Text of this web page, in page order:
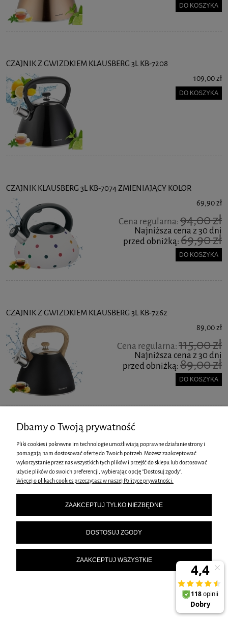
DO KOSZYKA
CZAJNIK Z GWIZDKIEM KLAUSBERG 3L KB-7208
109,00 zł
DO KOSZYKA
CZAJNIK KLAUSBERG 3L KB-7074 ZMIENIAJĄCY KOLOR
69,90 zł
Cena regularna:94,00 zł
Najniższa cena z 30 dni
przed obniżką:69,90 zł
DO KOSZYKA
CZAJNIK Z GWIZDKIEM KLAUSBERG 3L KB-7262
89,00 zł
Cena regularna:115,00 zł
Najniższa cena z 30 dni
przed obniżką:89,00 zł
DO KOSZYKA
Cena regularna:115,00 zł
Najniższa cena z 30 dni
CZAJNIK Z GWIZDKIEM KLAUSBERG 3L KB-7264
99,00 zł
115,00 zł
Najniższa cena z 30 dni
przed obniżką:99,00 zł
Dbamy o Twoją prywatność
Pliki cookies i pokrewne im technologie umożliwiają poprawne działanie strony i
pomagają nam dostosować ofertę do Twoich potrzeb. Możesz zaakceptować
wykorzystanie przez nas wszystkich tych plików i przejść do sklepu lub dostosować
użycie plików do swoich preferencji, wybierając opcję "Dostosuj zgody".
Więcej o plikach cookies przeczytasz w naszej Polityce prywatności.
ZAAKCEPTUJ TYLKO NIEZBĘDNE
DOSTOSUJ ZGODY
ZAAKCEPTUJ WSZYSTKIE